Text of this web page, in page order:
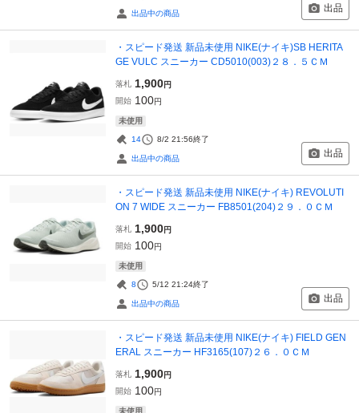
出品中の商品 出品
・スピード発送 新品未使用 NIKE(ナイキ)SB HERITA
GE VULC スニーカー CD5010(003)２８．５ＣＭ
落札 1,900円
開始 100円
未使用
14 8/2 21:56終了
出品中の商品 出品
・スピード発送 新品未使用 NIKE(ナイキ) REVOLUTI
ON 7 WIDE スニーカー FB8501(204)２９．０ＣＭ
落札 1,900円
開始 100円
未使用
8 5/12 21:24終了
出品中の商品 出品
・スピード発送 新品未使用 NIKE(ナイキ) FIELD GEN
ERAL スニーカー HF3165(107)２６．０ＣＭ
落札 1,900円
開始 100円
未使用